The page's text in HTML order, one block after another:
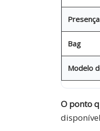
Bag
Modelo
O ponto